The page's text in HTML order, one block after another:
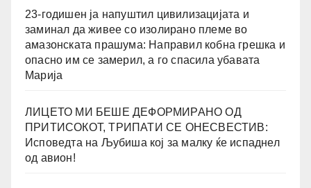
23-годишен ја напуштил цивилизацијата и
заминал да живее со изолирано племе во
амазонската прашума: Направил кобна грешка и
опасно им се замерил, а го спасила убавата
Марија
ЛИЦЕТО МИ БЕШЕ ДЕФОРМИРАНО ОД
ПРИТИСОКОТ, ТРИПАТИ СЕ ОНЕСВЕСТИВ:
Исповедта на Љубиша кој за малку ќе испаднел
од авион!